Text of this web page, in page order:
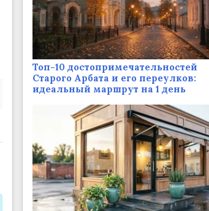
Топ-10 достопримечательностей
Старого Арбата и его переулков:
идеальный маршрут на 1 день